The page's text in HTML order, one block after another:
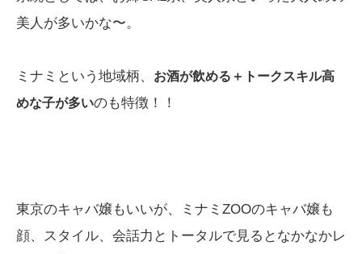
美人が多いかな〜。
ミナミという地域柄、 お酒が飲める＋トークスキル高
めな子が多いのも特徴！！
東京のキャバ嬢もいいが、ミナミZOOのキャバ嬢も
顔、スタイル、会話力とトータルで見るとなかなかレ